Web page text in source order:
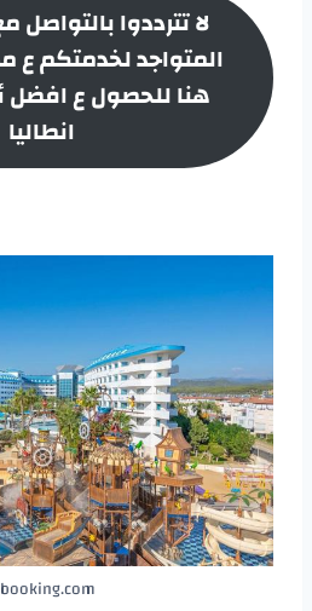
لا تترددوا بالتواصل
المتواجد لخدمتكم ع
هنا للحصول ع افضل
انطاليا
booking.com@